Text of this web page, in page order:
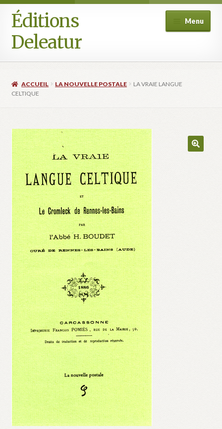
Aller
à
Aller
au
contenu
Éditions
Deleatur
Menu
Boutique
Festival One Minute Film international de Champcella
Mon compte
Panier
Validation de la commande
ACCUEIL LA NOUVELLE POSTALE
LA VRAIE LANGUE
CELTIQUE